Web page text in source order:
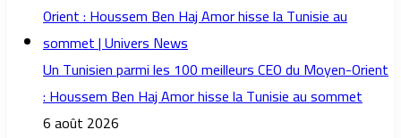
Un Tunisien parmi les 100 meilleurs CEO du Moyen-Orient
: Houssem Ben Haj Amor hisse la Tunisie au sommet
6 août 2026